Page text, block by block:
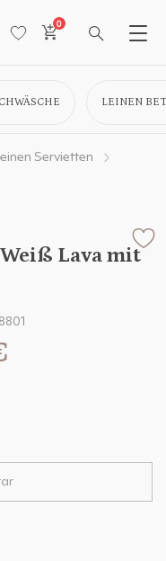
0
LEINEN
Servietten
Lava mit